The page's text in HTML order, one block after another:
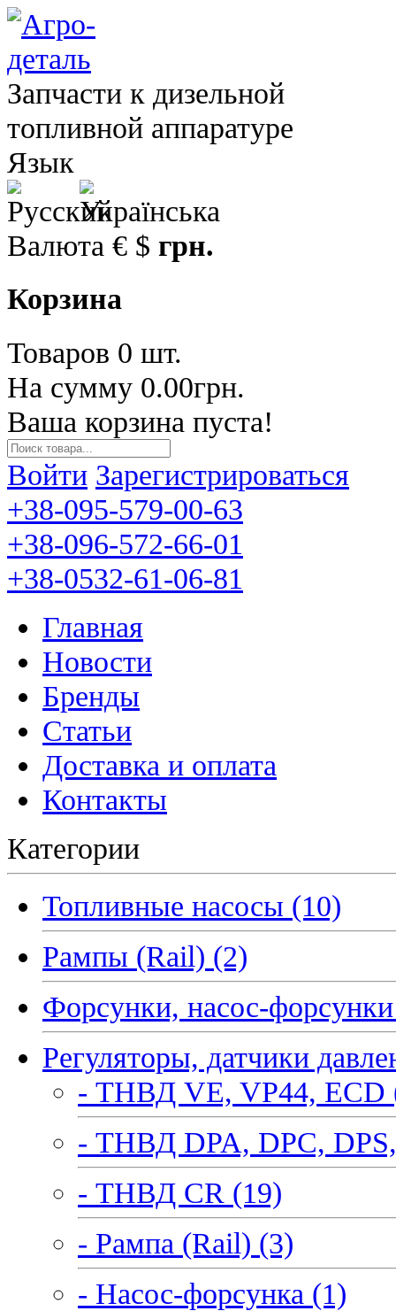
Запчасти к дизельной
топливной аппаратуре
Язык
Валюта € $ грн.
Корзина
Товаров 0 шт.
На сумму 0.00грн.
Ваша корзина пуста!
Войти Зарегистрироваться
+38-095-579-00-63
+38-096-572-66-01
+38-0532-61-06-81
Главная
Новости
Бренды
Статьи
Доставка и оплата
Контакты
Категории
Топливные насосы (10)
Рампы (Rail) (2)
Форсунки, насос-
Регуляторы, датчики
- ТНВД VE, VP44, ECD
- ТНВД DPA, DPC,
- ТНВД CR (19)
- Рампа (Rail) (3)
- Насос-форсунка (1)